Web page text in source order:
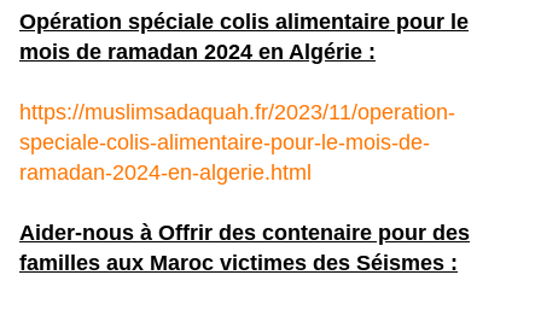
Opération spéciale colis alimentaire pour le
mois de ramadan 2024 en Algérie :
https://muslimsadaquah.fr/2023/11/operation-
speciale-colis-alimentaire-pour-le-mois-de-
ramadan-2024-en-algerie.html
Aider-nous à Offrir des contenaire pour des
familles aux Maroc victimes des Séismes :